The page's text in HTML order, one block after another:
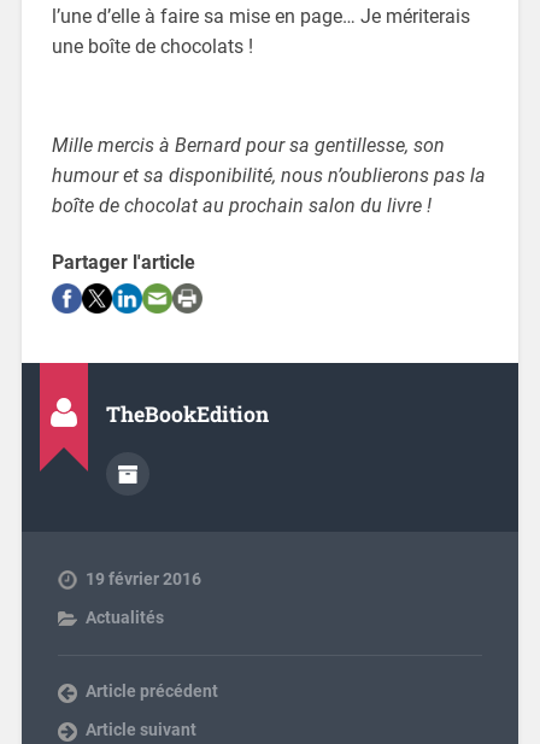
l’une d’elle à faire sa mise en page… Je mériterais
une boîte de chocolats !
Mille mercis à Bernard pour sa gentillesse, son
humour et sa disponibilité, nous n’oublierons pas la
boîte de chocolat au prochain salon du livre !
Partager l'article
TheBookEdition
19 février 2016
Actualités
Article précédent
Article suivant